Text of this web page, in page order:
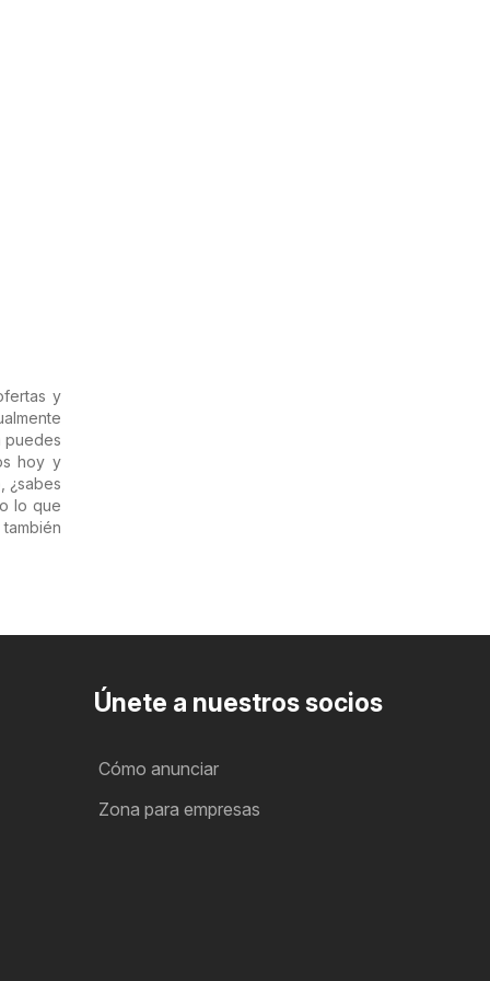
y
puedes
hoy y
¿sabes
lo que
Únete a nuestros socios
Cómo anunciar
Zona para empresas